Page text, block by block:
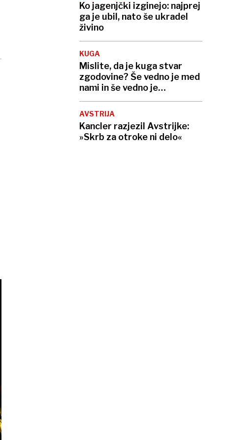
Ko jagenjčki izginejo: najprej
ga je ubil, nato še ukradel
živino
KUGA
Mislite, da je kuga stvar
zgodovine? Še vedno je med
nami in še vedno je
smrtonosna
AVSTRIJA
Kancler razjezil Avstrijke:
»Skrb za otroke ni delo«